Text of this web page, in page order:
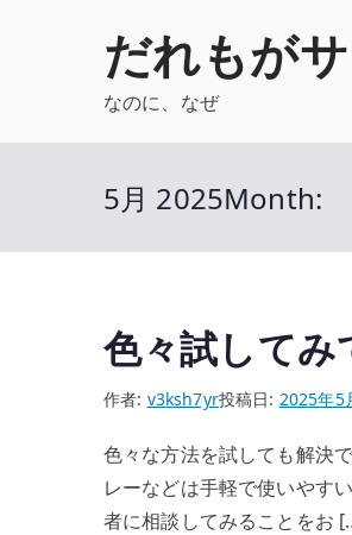
だれもが
なのに、なぜ
5月 2025Month:
色々試してみ
作者: v3ksh7yr投稿日: 2025年5
色々な方法を試しても解決
レーなどは手軽で使いやす
者に相談してみることをお